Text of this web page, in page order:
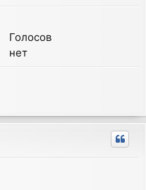
Голосов
нет